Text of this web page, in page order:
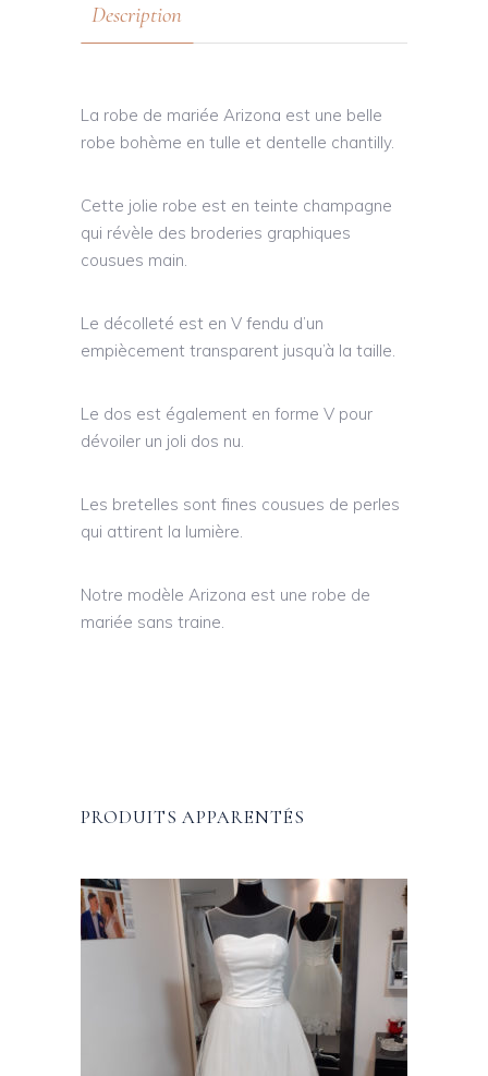
Description
La robe de mariée Arizona est une belle
robe bohème en tulle et dentelle chantilly.
Cette jolie robe est en teinte champagne
qui révèle des broderies graphiques
cousues main.
Le décolleté est en V fendu d’un
empiècement transparent jusqu’à la taille.
Le dos est également en forme V pour
dévoiler un joli dos nu.
Les bretelles sont fines cousues de perles
qui attirent la lumière.
Notre modèle Arizona est une robe de
mariée sans traine.
PRODUITS APPARENTÉS